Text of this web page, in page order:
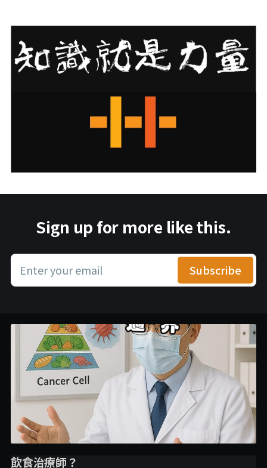
Sign up for more like this.
Enter your email Subscribe
飲食治療師？